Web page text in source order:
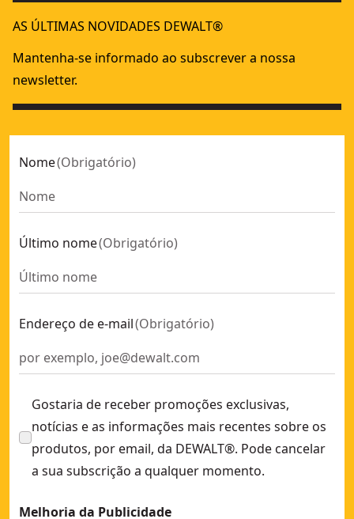
AS ÚLTIMAS NOVIDADES DEWALT®
Mantenha-se informado ao subscrever a nossa
newsletter.
Nome(Obrigatório)
Último nome(Obrigatório)
Endereço de e-mail(Obrigatório)
Gostaria de receber promoções exclusivas,
notícias e as informações mais recentes sobre os
produtos, por email, da DEWALT®. Pode cancelar
a sua subscrição a qualquer momento.
Melhoria da Publicidade